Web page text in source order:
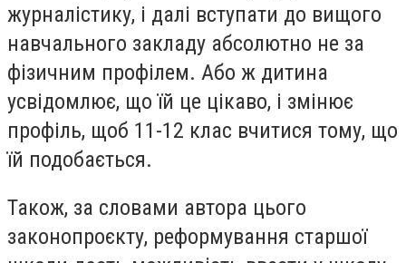
журналістику, і далі вступати до вищого
навчального закладу абсолютно не за
фізичним профілем. Або ж дитина
усвідомлює, що їй це цікаво, і змінює
профіль, щоб 11-12 клас вчитися тому, що
їй подобається.
Також, за словами автора цього
законопроєкту, реформування старшої